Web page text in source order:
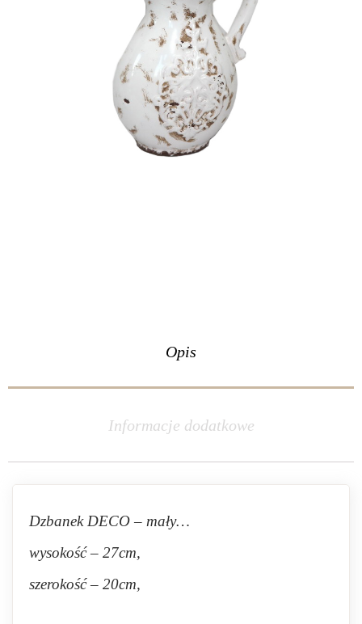
Opis
Informacje dodatkowe
Dzbanek DECO – mały…
wysokość – 27cm,
szerokość – 20cm,